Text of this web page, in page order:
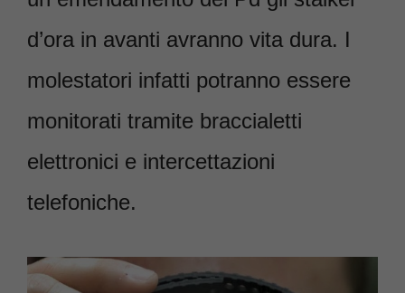
d’ora in avanti avranno vita dura. I
molestatori infatti potranno essere
monitorati tramite braccialetti
elettronici e intercettazioni
telefoniche.